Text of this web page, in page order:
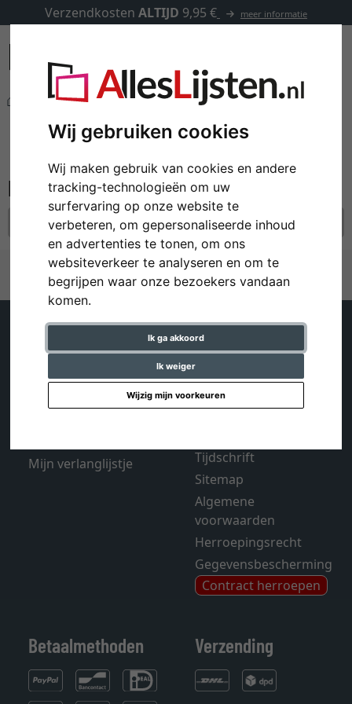
Wij gebruiken cookies
Wij maken gebruik van cookies en andere
tracking-technologieën om uw
surfervaring op onze website te
verbeteren, om gepersonaliseerde inhoud
en advertenties te tonen, om ons
websiteverkeer te analyseren en om te
begrijpen waar onze bezoekers vandaan
komen.
Ik ga akkoord
Ik weiger
Wijzig mijn voorkeuren
Verzendkosten ALTIJD 9,95 € meer informatie
Andere producten
Wandspiegels
filter: formaat: 50x140
alle filters resetten
formaat: 50x140
Contact
Mijn verlanglijstje
Help
Verzending en kosten
Tijdschrift
Sitemap
Algemene
voorwaarden
Herroepingsrecht
Gegevensbescherming
Contract herroepen
Betaalmethoden Verzending